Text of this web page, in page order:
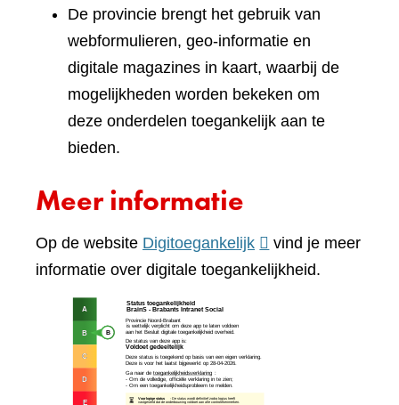
De provincie brengt het gebruik van
webformulieren, geo-informatie en
digitale magazines in kaart, waarbij de
mogelijkheden worden bekeken om
deze onderdelen toegankelijk aan te
bieden.
Meer informatie
Op de website Digitoegankelijk(verwijst
naar
vind je meer
informatie over digitale toegankelijkheid.